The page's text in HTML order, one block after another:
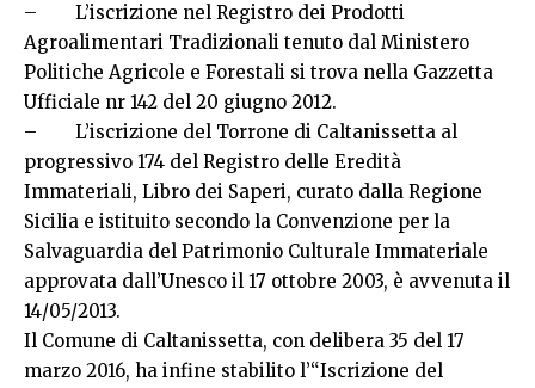
– L’iscrizione nel Registro dei Prodotti
Agroalimentari Tradizionali tenuto dal Ministero
Politiche Agricole e Forestali si trova nella Gazzetta
Ufficiale nr 142 del 20 giugno 2012.
– L’iscrizione del Torrone di Caltanissetta al
progressivo 174 del Registro delle Eredità
Immateriali, Libro dei Saperi, curato dalla Regione
Sicilia e istituito secondo la Convenzione per la
Salvaguardia del Patrimonio Culturale Immateriale
approvata dall’Unesco il 17 ottobre 2003, è avvenuta il
14/05/2013.
Il Comune di Caltanissetta, con delibera 35 del 17
marzo 2016, ha infine stabilito l’“Iscrizione del